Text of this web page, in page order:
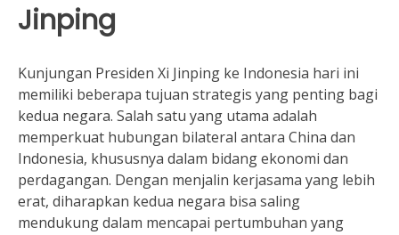
Jinping
Kunjungan Presiden Xi Jinping ke Indonesia hari ini
memiliki beberapa tujuan strategis yang penting bagi
kedua negara. Salah satu yang utama adalah
memperkuat hubungan bilateral antara China dan
Indonesia, khususnya dalam bidang ekonomi dan
perdagangan. Dengan menjalin kerjasama yang lebih
erat, diharapkan kedua negara bisa saling
mendukung dalam mencapai pertumbuhan yang